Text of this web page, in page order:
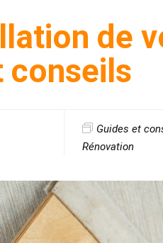
de
conseils
Guides et
Rénovation